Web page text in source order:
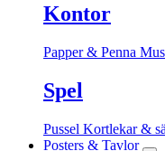
Kontor
Papper & Penna
Spel
Pussel Kortlekar &
Posters & Tavlor